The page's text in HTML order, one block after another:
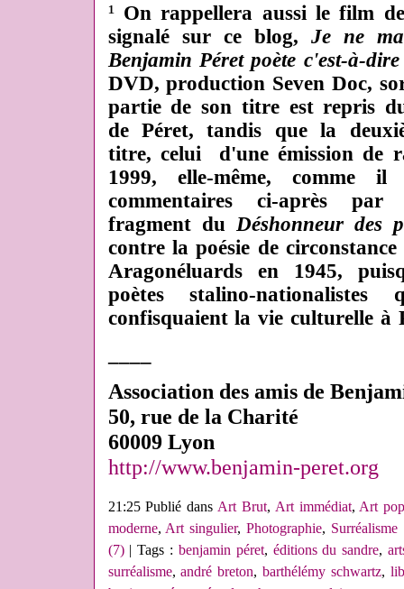
¹ On rappellera aussi le film
signalé sur ce blog, Je ne
Benjamin Péret poète c'est-à-
DVD, production Seven Doc,
partie de son titre est repris
de Péret, tandis que la
titre, celui d'une émission de
1999, elle-même, comme
commentaires ci-après
fragment du Déshonneur des
contre la poésie de
Aragonéluards en 1945,
poètes stalino-
confisquaient la vie culturelle à
Association des amis de
50, rue de la Charité
60009 Lyon
http://www.benjamin-peret.org
21:25 Publié dansArt Brut, Art immédiat,Art
moderne,Art singulier,Photographie, Surréalisme
(7)| Tags : benjamin péret, éditions du sandre,
surréalisme,andré breton,barthélémy schwartz,